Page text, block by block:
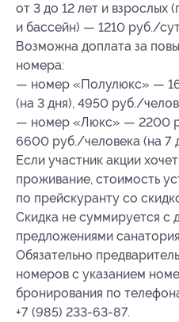
от 3 до 12 лет и взрослых
и бассейн) — 1210 руб./
Возможна доплата за
номера:
— номер «Полулюкс» —
(на 3 дня), 4950 руб./
— номер «Люкс» — 2200
6600 руб./человека (на 7
Если участник акции
проживание, стоимость
по прейскуранту со
Скидка не суммируется с
предложениями
Обязательно
номеров с указанием
бронирования по
+7 (985) 233-63-87.